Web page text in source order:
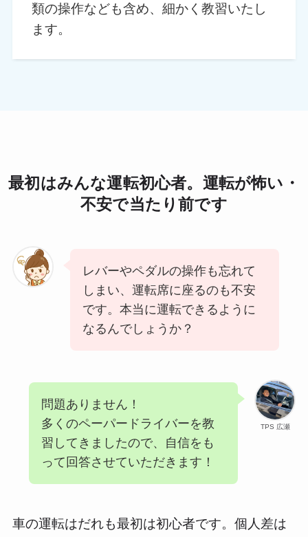
類の操作なども含め、細かく教習いたし
ます。
最初はみんな運転初心者。運転が怖い・
不安で当たり前です
レバーやペダルの操作も忘れて
しまい、運転席に座るのも不安
です。本当に運転できるように
なるんでしょうか？
TPS 広瀬
問題ありません！
多くのペーパードライバーを教
習してきましたので、自信をも
って回答させていただきます！
車の運転はだれも最初は初心者です。個人差は